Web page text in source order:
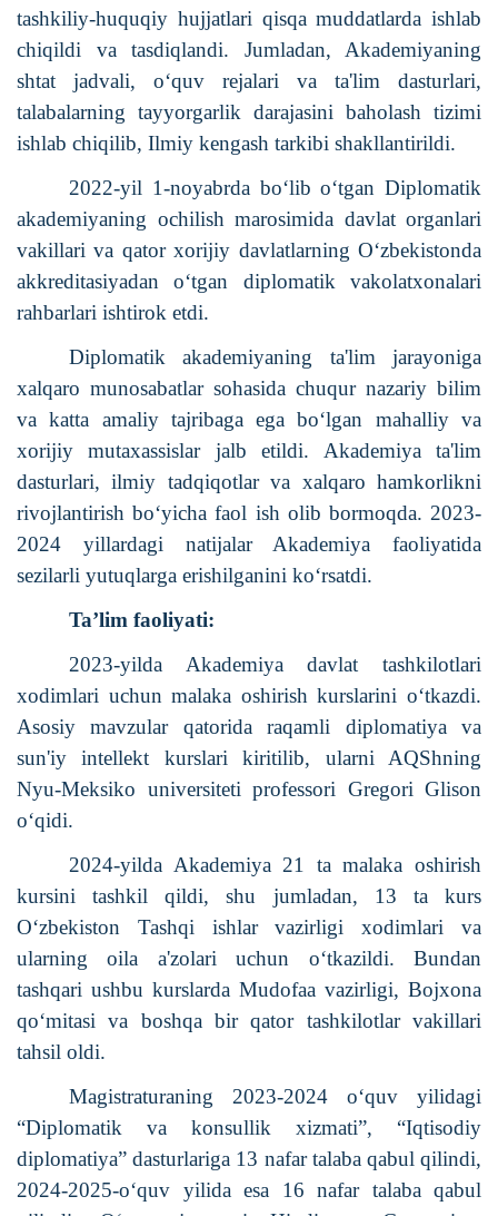
tashkiliy-huquqiy hujjatlari qisqa muddatlarda ishlab
chiqildi va tasdiqlandi. Jumladan, Akademiyaning
shtat jadvali, o‘quv rejalari va ta'lim dasturlari,
talabalarning tayyorgarlik darajasini baholash tizimi
ishlab chiqilib, Ilmiy kengash tarkibi shakllantirildi.
2022-yil 1-noyabrda bo‘lib o‘tgan Diplomatik
akademiyaning ochilish marosimida davlat organlari
vakillari va qator xorijiy davlatlarning O‘zbekistonda
akkreditasiyadan o‘tgan diplomatik vakolatxonalari
rahbarlari ishtirok etdi.
Diplomatik akademiyaning ta'lim jarayoniga
xalqaro munosabatlar sohasida chuqur nazariy bilim
va katta amaliy tajribaga ega bo‘lgan mahalliy va
xorijiy mutaxassislar jalb etildi. Akademiya ta'lim
dasturlari, ilmiy tadqiqotlar va xalqaro hamkorlikni
rivojlantirish bo‘yicha faol ish olib bormoqda. 2023-
2024 yillardagi natijalar Akademiya faoliyatida
sezilarli yutuqlarga erishilganini ko‘rsatdi.
Ta’lim faoliyati:
2023-yilda Akademiya davlat tashkilotlari
xodimlari uchun malaka oshirish kurslarini o‘tkazdi.
Asosiy mavzular qatorida raqamli diplomatiya va
sun'iy intellekt kurslari kiritilib, ularni AQShning
Nyu-Meksiko universiteti professori Gregori Glison
o‘qidi.
2024-yilda Akademiya 21 ta malaka oshirish
kursini tashkil qildi, shu jumladan, 13 ta kurs
O‘zbekiston Tashqi ishlar vazirligi xodimlari va
ularning oila a'zolari uchun o‘tkazildi. Bundan
tashqari ushbu kurslarda Mudofaa vazirligi, Bojxona
qo‘mitasi va boshqa bir qator tashkilotlar vakillari
tahsil oldi.
Magistraturaning 2023-2024 o‘quv yilidagi
“Diplomatik va konsullik xizmati”, “Iqtisodiy
diplomatiya” dasturlariga 13 nafar talaba qabul qilindi,
2024-2025-o‘quv yilida esa 16 nafar talaba qabul